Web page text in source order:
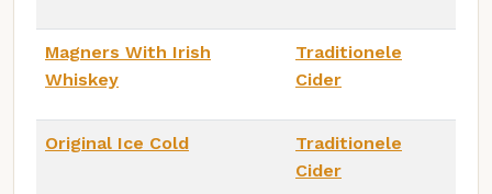
Magners With Irish
Whiskey
Traditionele
Cider
Original Ice Cold
Traditionele
Cider